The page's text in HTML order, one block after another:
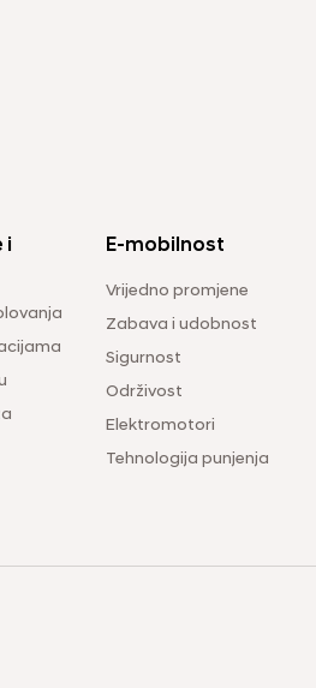
i
E-mobilnost
Vrijedno promjene
Zabava i udobnost
Sigurnost
Održivost
Elektromotori
Tehnologija punjenja